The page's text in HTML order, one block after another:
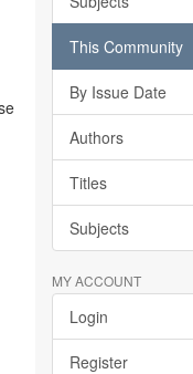
This Community
By Issue Date
Authors
Titles
Subjects
MY ACCOUNT
Login
Register